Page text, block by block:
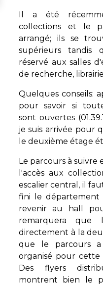
Il a été
collections et le
arrangé; ils se
supérieurs tandis
réservé aux salles
de recherche,
Quelques conseils:
pour savoir si
sont ouvertes
je suis arrivée pour
le deuxième étage
Le parcours à suivre
l'accès aux
escalier central, il
fini le département
revenir au hall
remarquera que
directement à la
que le parcours a
organisé pour cette
Des flyers
montrent bien le